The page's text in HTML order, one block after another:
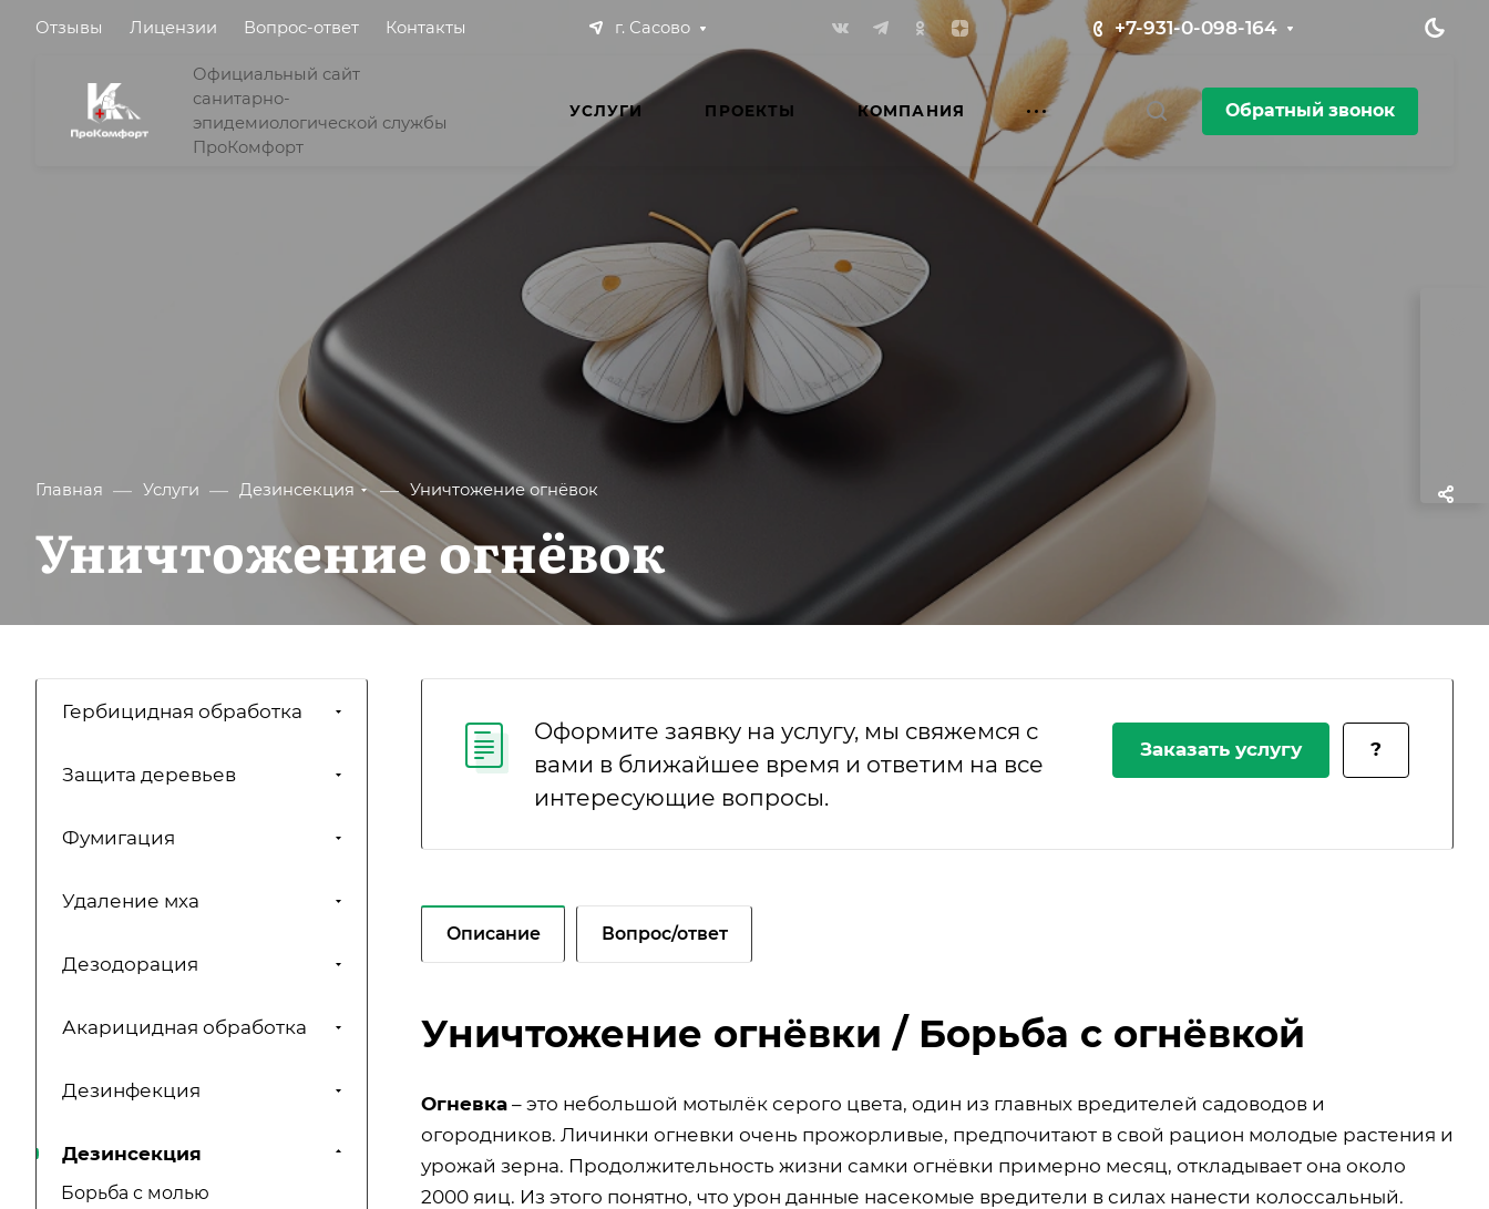
Отзывы Лицензии Вопрос-ответ Контакты г. Сасово +7-931-0-098-164
Официальный сайт
санитарно-
эпидемиологической службы
ПроКомфорт
УСЛУГИ ПРОЕКТЫ КОМПАНИЯ Обратный звонок
Главная — Услуги — Дезинсекция — Уничтожение огнёвок
Уничтожение огнёвок
Оформите заявку на услугу, мы свяжемся с
вами в ближайшее время и ответим на все
интересующие вопросы.
Заказать услугу ?
Описание Вопрос/ответ
Уничтожение огнёвки / Борьба с огнёвкой
Огневка – это небольшой мотылёк серого цвета, один из главных вредителей садоводов и
огородников. Личинки огневки очень прожорливые, предпочитают в свой рацион молодые растения и
урожай зерна. Продолжительность жизни самки огнёвки примерно месяц, откладывает она около
2000 яиц. Из этого понятно, что урон данные насекомые вредители в силах нанести колоссальный.
Гербицидная обработка
Защита деревьев
Фумигация
Удаление мха
Дезодорация
Акарицидная обработка
Дезинфекция
Дезинсекция
Борьба с молью